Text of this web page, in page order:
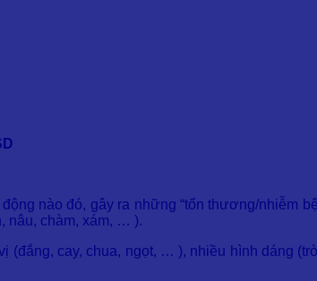
nào đó, gây ra những “tổn thương/nhiễm
nâu, chàm, xám, … ).
cay, chua, ngọt, … ), nhiều hình dáng